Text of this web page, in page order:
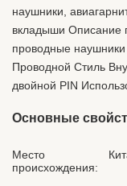
наушники,
вкладыши Описание
проводные
Проводной Стиль
двойной PIN
Основные
Место
происхождения: